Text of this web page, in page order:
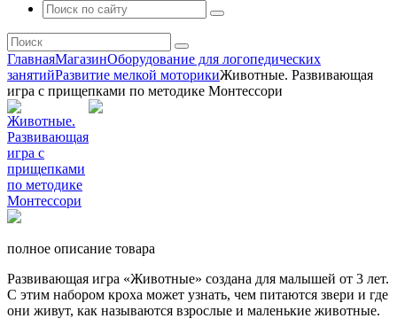
ГлавнаяМагазинОборудование для логопедических
занятийРазвитие мелкой моторикиЖивотные. Развивающая
игра с прищепками по методике Монтессори
полное описание товара
Развивающая игра «Животные» создана для малышей от 3 лет.
С этим набором кроха может узнать, чем питаются звери и где
они живут, как называются взрослые и маленькие животные.